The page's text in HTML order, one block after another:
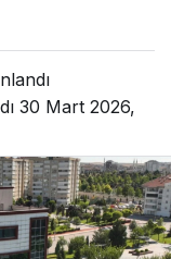
30 Mart 2026,